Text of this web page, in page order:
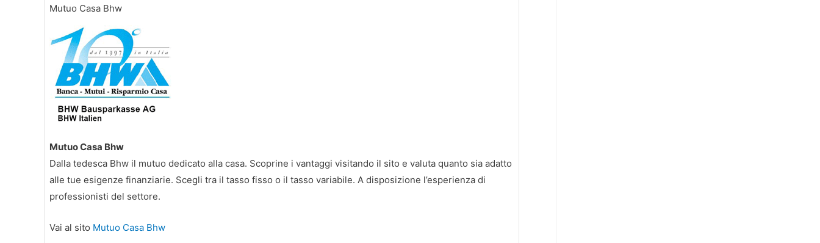
Mutuo Casa Bhw
Mutuo Casa Bhw
Dalla tedesca Bhw il mutuo dedicato alla casa. Scoprine i vantaggi visitando il sito e valuta quanto sia adatto
alle tue esigenze finanziarie. Scegli tra il tasso fisso o il tasso variabile. A disposizione l’esperienza di
professionisti del settore.
Vai al sito Mutuo Casa Bhw